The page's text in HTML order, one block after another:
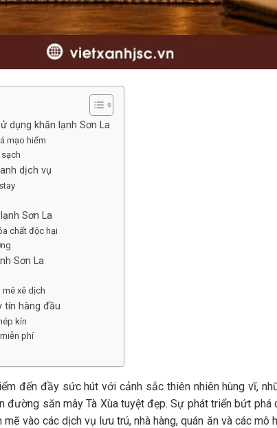
dụng khăn lạnh Sơn La
mạo hiểm
dịch vụ
Sơn La
chất độc hại
Sơn La
mê xê dịch
tín hàng đầu
kín
phí
đến đầy sức hút với cảnh sắc thiên nhiên hùng vĩ,
săn mây Tà Xùa tuyệt đẹp. Sự phát triển bứt phá
vào các dịch vụ lưu trú, nhà hàng, quán ăn và các mô